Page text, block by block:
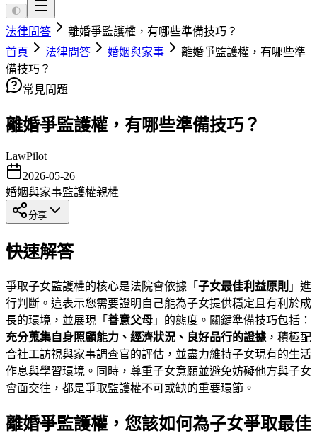
🌓
法律問答
離婚爭監護權，有哪些準備技巧？
首頁
法律問答 婚姻與家事
離婚爭監護權，有哪些準
備技巧？
常見問題
離婚爭監護權，有哪些準備技巧？
LawPilot
2026-05-26
婚姻與家事監護權親權
分享
快速解答
爭取子女監護權的核心是法院會依據「 子女最佳利益原則 」進
行判斷。這表示您需要證明自己能為子女提供穩定且有利於成
長的環境，並展現「 善意父母 」的態度。關鍵準備技巧包括：
充分蒐集自身照顧能力、經濟狀況、良好品行的證據 ，積極配
合社工訪視與家事調查官的評估，並盡力維持子女現有的生活
作息與學習環境。同時，尊重子女意願並避免妨礙他方與子女
會面交往，都是爭取監護權不可或缺的重要環節。
離婚爭監護權，您該如何為子女爭取最佳